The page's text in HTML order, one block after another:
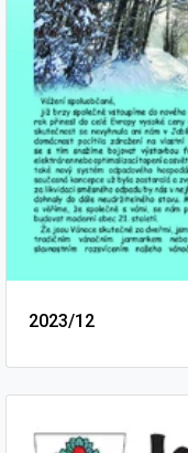
2023/12